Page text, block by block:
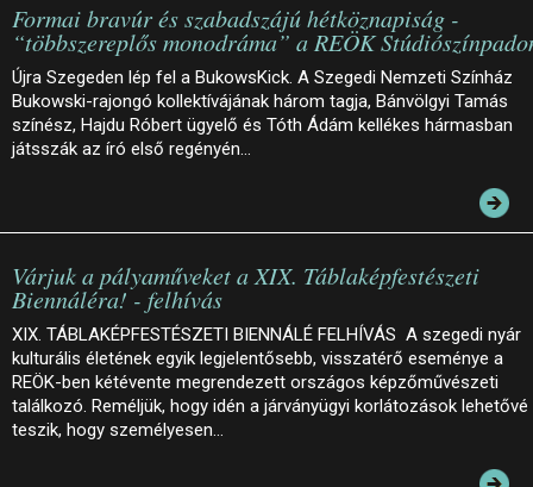
Formai bravúr és szabadszájú hétköznapiság -
“többszereplős monodráma” a REÖK
Újra Szegeden lép fel a BukowsKick. A Szegedi Nemzeti Színház
Bukowski-rajongó kollektívájának három tagja, Bánvölgyi Tamás
színész, Hajdu Róbert ügyelő és Tóth Ádám kellékes hármasban
játsszák az író első regényén…
Várjuk a pályaműveket a XIX. Táblaképfestészeti
Biennáléra! - felhívás
XIX. TÁBLAKÉPFESTÉSZETI BIENNÁLÉ FELHÍVÁS A szegedi nyár
kulturális életének egyik legjelentősebb, visszatérő eseménye a
REÖK-ben kétévente megrendezett országos képzőművészeti
találkozó. Reméljük, hogy idén a járványügyi korlátozások lehetővé
teszik, hogy személyesen…